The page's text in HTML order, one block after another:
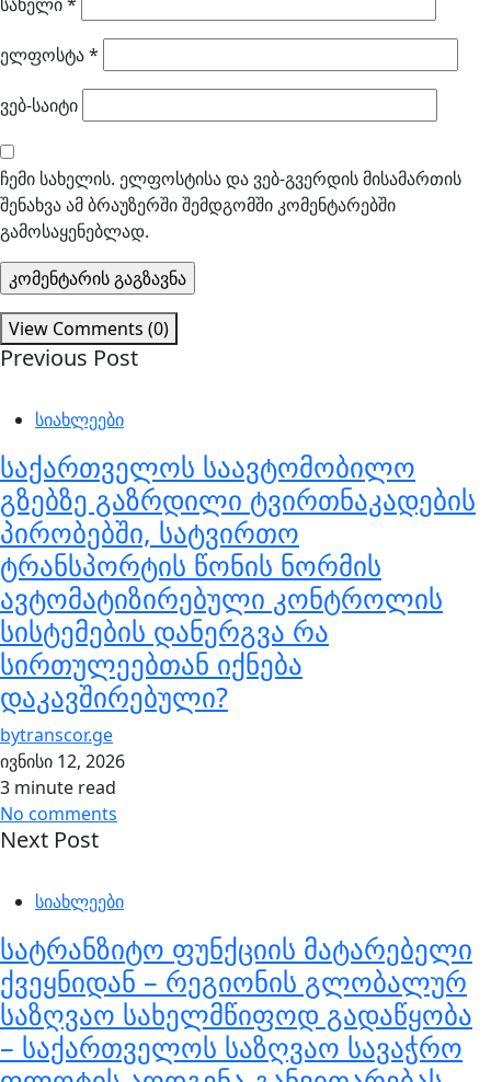
ელფოსტა*
ვებ-საიტი
ჩემი სახელის. ელფოსტისა და ვებ-გვერდის მისამართის
შენახვა ამ ბრაუზერში შემდგომში კომენტარებში
გამოსაყენებლად.
View Comments (0)
Previous Post
სიახლეები
საქართველოს საავტომობილო
გზებზე გაზრდილი ტვირთნაკადების
პირობებში, სატვირთო
ტრანსპორტის წონის ნორმის
ავტომატიზირებული კონტროლის
სისტემების დანერგვა რა
სირთულეებთან იქნება
დაკავშირებული?
bytranscor.ge
ივნისი 12, 2026
3 minute read
No comments
Next Post
სიახლეები
სატრანზიტო ფუნქციის მატარებელი
ქვეყნიდან – რეგიონის გლობალურ
საზღვაო სახელმწიფოდ გადაწყობა
– საქართველოს საზღვაო სავაჭრო